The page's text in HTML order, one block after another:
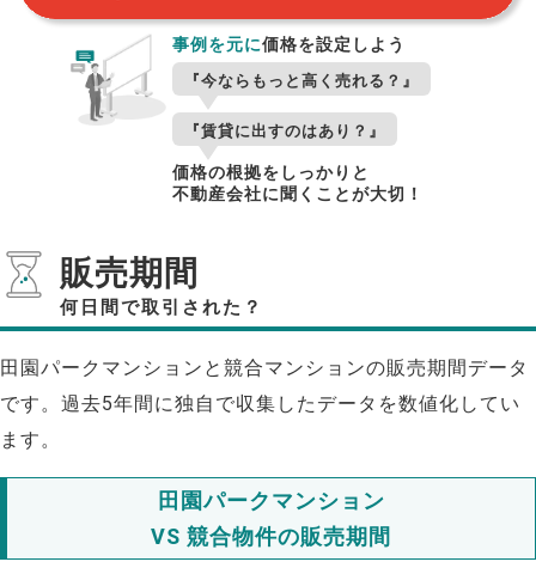
事例を元に価格を設定しよう
『今ならもっと高く売れる？』
『賃貸に出すのはあり？』
価格の根拠をしっかりと
不動産会社に聞くことが大切！
販売期間
何日間で取引された？
田園パークマンションと競合マンションの販売期間データ
です。過去5年間に独自で収集したデータを数値化してい
ます。
田園パークマンション
VS 競合物件の販売期間